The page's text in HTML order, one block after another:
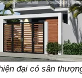
đại có sân